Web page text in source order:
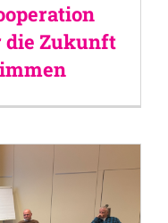
die Zukunft